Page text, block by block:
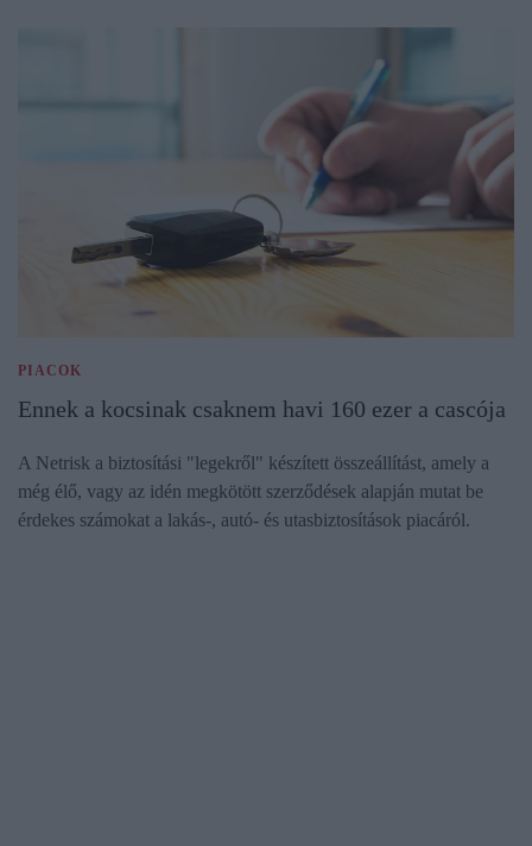
PIACOK
Ennek a kocsinak csaknem havi 160 ezer a cascója
A Netrisk a biztosítási "legekről" készített összeállítást, amely a
még élő, vagy az idén megkötött szerződések alapján mutat be
érdekes számokat a lakás-, autó- és utasbiztosítások piacáról.